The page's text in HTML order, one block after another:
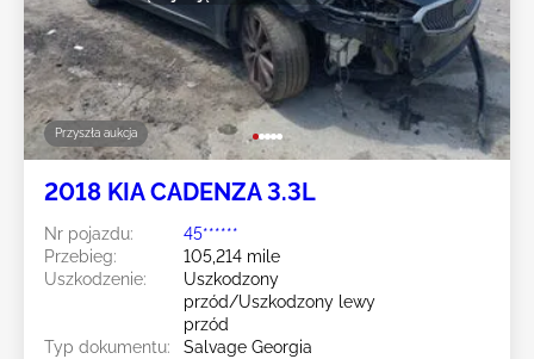
Przyszła aukcja
2018 KIA CADENZA 3.3L
Nr pojazdu:
45******
Przebieg:
105,214 mile
Uszkodzenie:
Uszkodzony
przód/Uszkodzony lewy
przód
Typ dokumentu:
Salvage Georgia